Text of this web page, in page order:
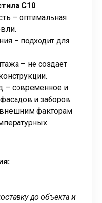
С10
– оптимальная
– подходит для
– не создает
– современное и
и заборов.
внешним факторам
до объекта и